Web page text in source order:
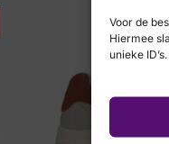
Voor de
Hiermee
unieke ID’s.